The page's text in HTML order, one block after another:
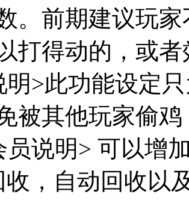
。前期建议玩
打得动的，或
明>此功能设定
被其他玩家偷鸡
员说明> 可以增
收，自动回收以